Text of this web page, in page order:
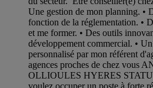
Une gestion de mon planning. •
fonction de la réglementation. •
et me former. • Des outils
développement commercial. •
personnalisé par mon référent
agences proches de chez vous
OLLIOULES HYERES
voulez occuper un poste à forte